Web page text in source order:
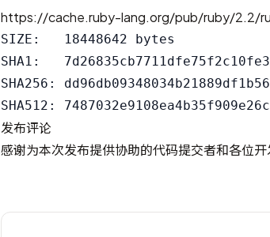
https://cache.ruby-lang.org/pub/ruby/2.2/
SIZE:   18448642 bytes
SHA1:
SHA256:
发布评论
感谢为本次发布提供协助的代码提交者和各位开